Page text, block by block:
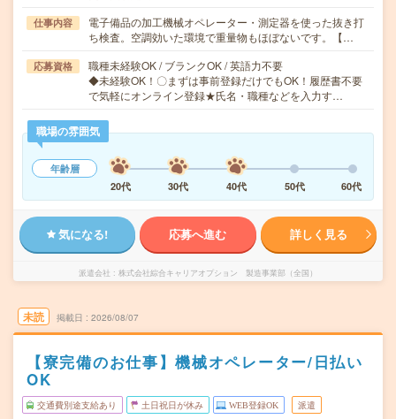
仕事内容
電子備品の加工機械オペレーター・測定器を使った抜き打
ち検査。空調効いた環境で重量物もほぼないです。【…
応募資格
職種未経験OK / ブランクOK / 英語力不要
◆未経験OK！〇まずは事前登録だけでもOK！履歴書不要
で気軽にオンライン登録★氏名・職種などを入力す…
職場の雰囲気
年齢層
20代
30代 40代 50代 60代
気になる! 応募へ進む 詳しく見る
派遣会社 株式会社綜合キャリアオプション 製造事業部（全国）
未読 掲載日 2026/08/07
【寮完備のお仕事】機械オペレーター/日払い
OK
交通費別途支給あり 土日祝日が休み WEB登録OK 派遣